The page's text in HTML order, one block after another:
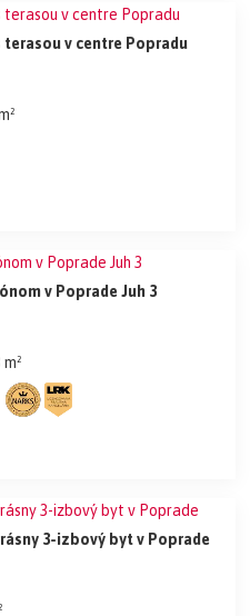
terasou v centre Popradu
v Poprade Juh 3
m²
3-izbový byt v Poprade